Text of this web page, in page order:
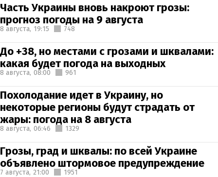
Часть Украины вновь накроют грозы:
прогноз погоды на 9 августа
8 августа, 19:15 748
До +38, но местами с грозами и шквалами:
какая будет погода на выходных
8 августа, 08:00 961
Похолодание идет в Украину, но
некоторые регионы будут страдать от
жары: погода на 8 августа
8 августа, 06:46 1329
Грозы, град и шквалы: по всей Украине
объявлено штормовое предупреждение
7 августа, 21:00 1951